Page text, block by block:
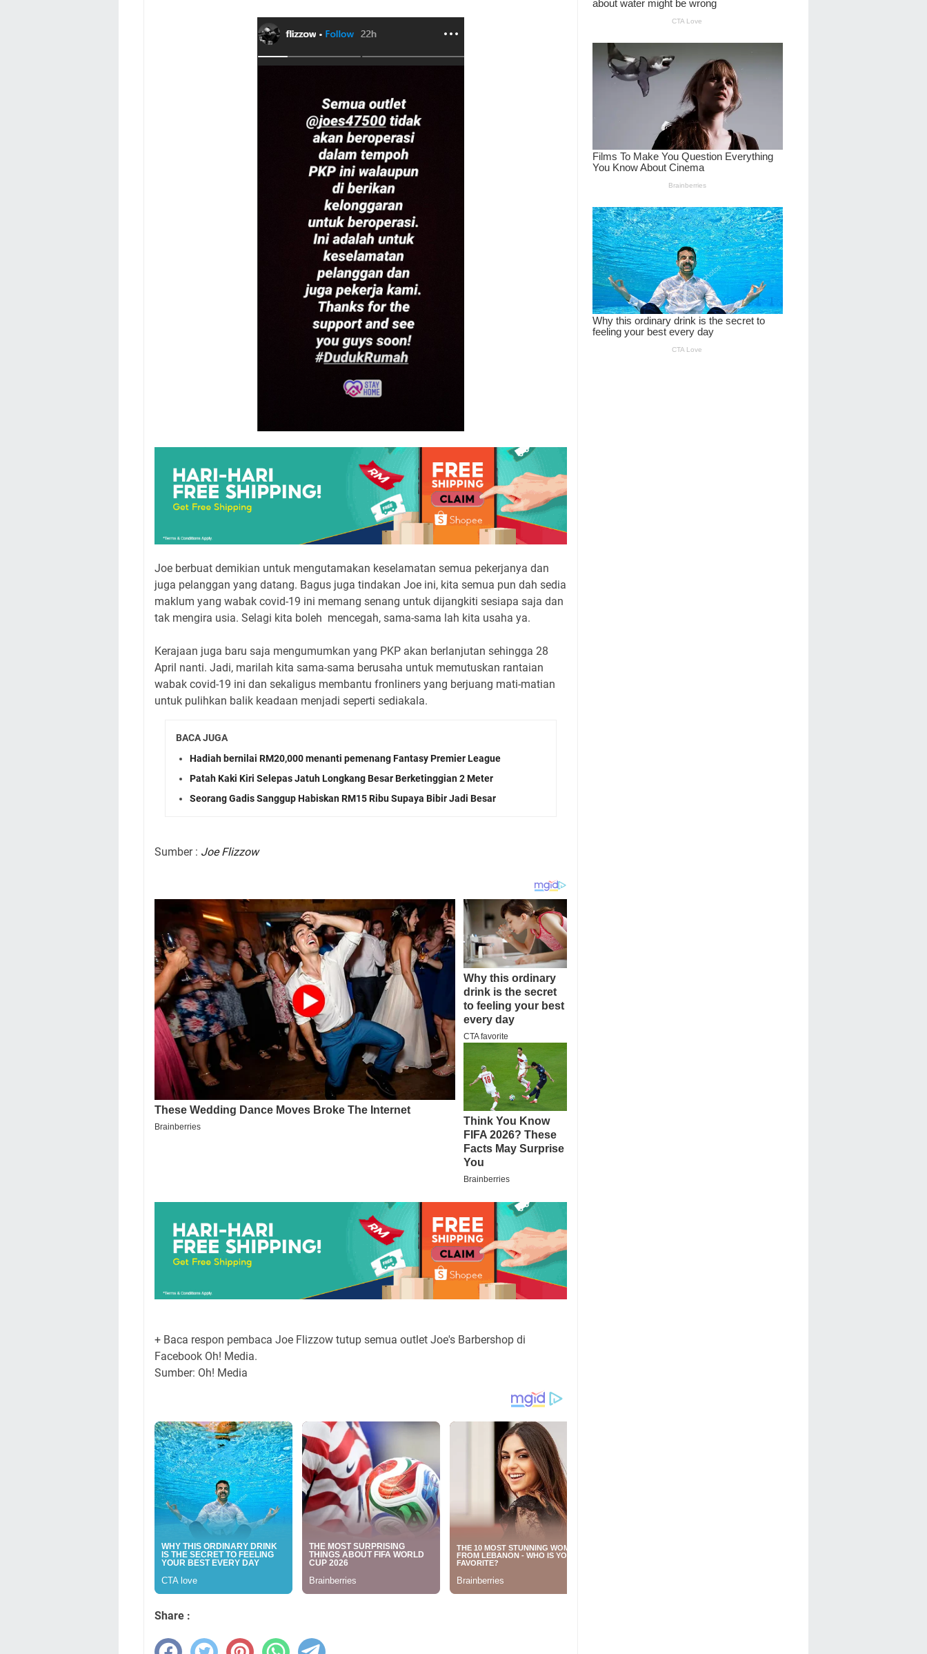
Joe berbuat demikian untuk mengutamakan keselamatan semua pekerjanya dan
juga pelanggan yang datang. Bagus juga tindakan Joe ini, kita semua pun dah sedia
maklum yang wabak covid-19 ini memang senang untuk dijangkiti sesiapa saja dan
tak mengira usia. Selagi kita boleh mencegah, sama-sama lah kita usaha ya.
Kerajaan juga baru saja mengumumkan yang PKP akan berlanjutan sehingga 28
April nanti. Jadi, marilah kita sama-sama berusaha untuk memutuskan rantaian
wabak covid-19 ini dan sekaligus membantu fronliners yang berjuang mati-matian
untuk pulihkan balik keadaan menjadi seperti sediakala.
BACA JUGA
Hadiah bernilai RM20,000 menanti pemenang Fantasy Premier League
Patah Kaki Kiri Selepas Jatuh Longkang Besar Berketinggian 2 Meter
Seorang Gadis Sanggup Habiskan RM15 Ribu Supaya Bibir Jadi Besar
Sumber : Joe Flizzow
+ Baca respon pembaca Joe Flizzow tutup semua outlet Joe's Barbershop di
Facebook Oh! Media.
Sumber: Oh! Media
Share :